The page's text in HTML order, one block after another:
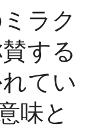
ラク
する
てい
味と